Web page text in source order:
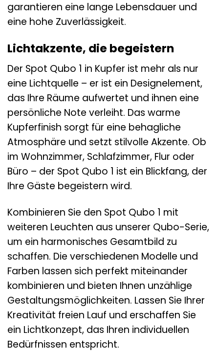
garantieren eine lange Lebensdauer und
eine hohe Zuverlässigkeit.
Lichtakzente, die begeistern
Der Spot Qubo 1 in Kupfer ist mehr als nur
eine Lichtquelle – er ist ein Designelement,
das Ihre Räume aufwertet und ihnen eine
persönliche Note verleiht. Das warme
Kupferfinish sorgt für eine behagliche
Atmosphäre und setzt stilvolle Akzente. Ob
im Wohnzimmer, Schlafzimmer, Flur oder
Büro – der Spot Qubo 1 ist ein Blickfang, der
Ihre Gäste begeistern wird.
Kombinieren Sie den Spot Qubo 1 mit
weiteren Leuchten aus unserer Qubo-Serie,
um ein harmonisches Gesamtbild zu
schaffen. Die verschiedenen Modelle und
Farben lassen sich perfekt miteinander
kombinieren und bieten Ihnen unzählige
Gestaltungsmöglichkeiten. Lassen Sie Ihrer
Kreativität freien Lauf und erschaffen Sie
ein Lichtkonzept, das Ihren individuellen
Bedürfnissen entspricht.